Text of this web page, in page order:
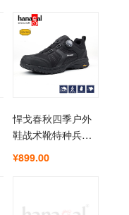
悍戈春秋四季户外
鞋战术靴特种兵V
¥899.00